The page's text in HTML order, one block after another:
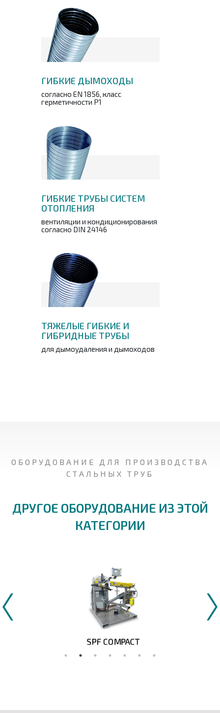
ГИБКИЕ ДЫМОХОДЫ
согласно EN 1856, класс
герметичности P1
ГИБКИЕ ТРУБЫ СИСТЕМ
ОТОПЛЕНИЯ
вентиляции и кондиционирования
согласно DIN 24146
ТЯЖЕЛЫЕ ГИБКИЕ И
ГИБРИДНЫЕ ТРУБЫ
для дымоудаления и дымоходов
ОБОРУДОВАНИЕ ДЛЯ ПРОИЗВОДСТВА
СТАЛЬНЫХ ТРУБ
ДРУГОЕ ОБОРУДОВАНИЕ ИЗ ЭТОЙ
КАТЕГОРИИ
SPF COMPACT